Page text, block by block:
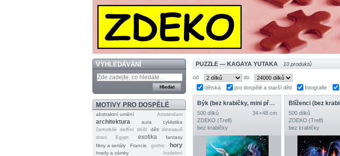
VYHLEDÁVÁNÍ
MOTIVY PRO DOSPĚLÉ
abstraktní umění Amsterdam
architektura auta
cyklistika
černobílé
delfíni déšť děti dinosauři
draci
Egypt exotika
fantasy
filmy a seriály
Francie gothic hory
hrady a zámky hudební
PUZZLE — KAGAYA YUTAKA 10 produktů
od do
dětská
pro dospělé a starší děti fotografie
Býk (bez krabičky, mini předloha)
500 dílků
34 × 48 cm
ZDEKO (Trefl)
bez krabičky
500 dílků
ZDEKO (Trefl)
bez krabičky